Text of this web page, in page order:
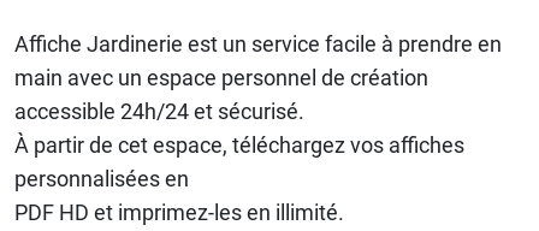
Affiche Jardinerie est un service facile à prendre en
main avec un espace personnel de création
accessible 24h/24 et sécurisé.
À partir de cet espace, téléchargez vos affiches
personnalisées en
PDF HD et imprimez-les en illimité.